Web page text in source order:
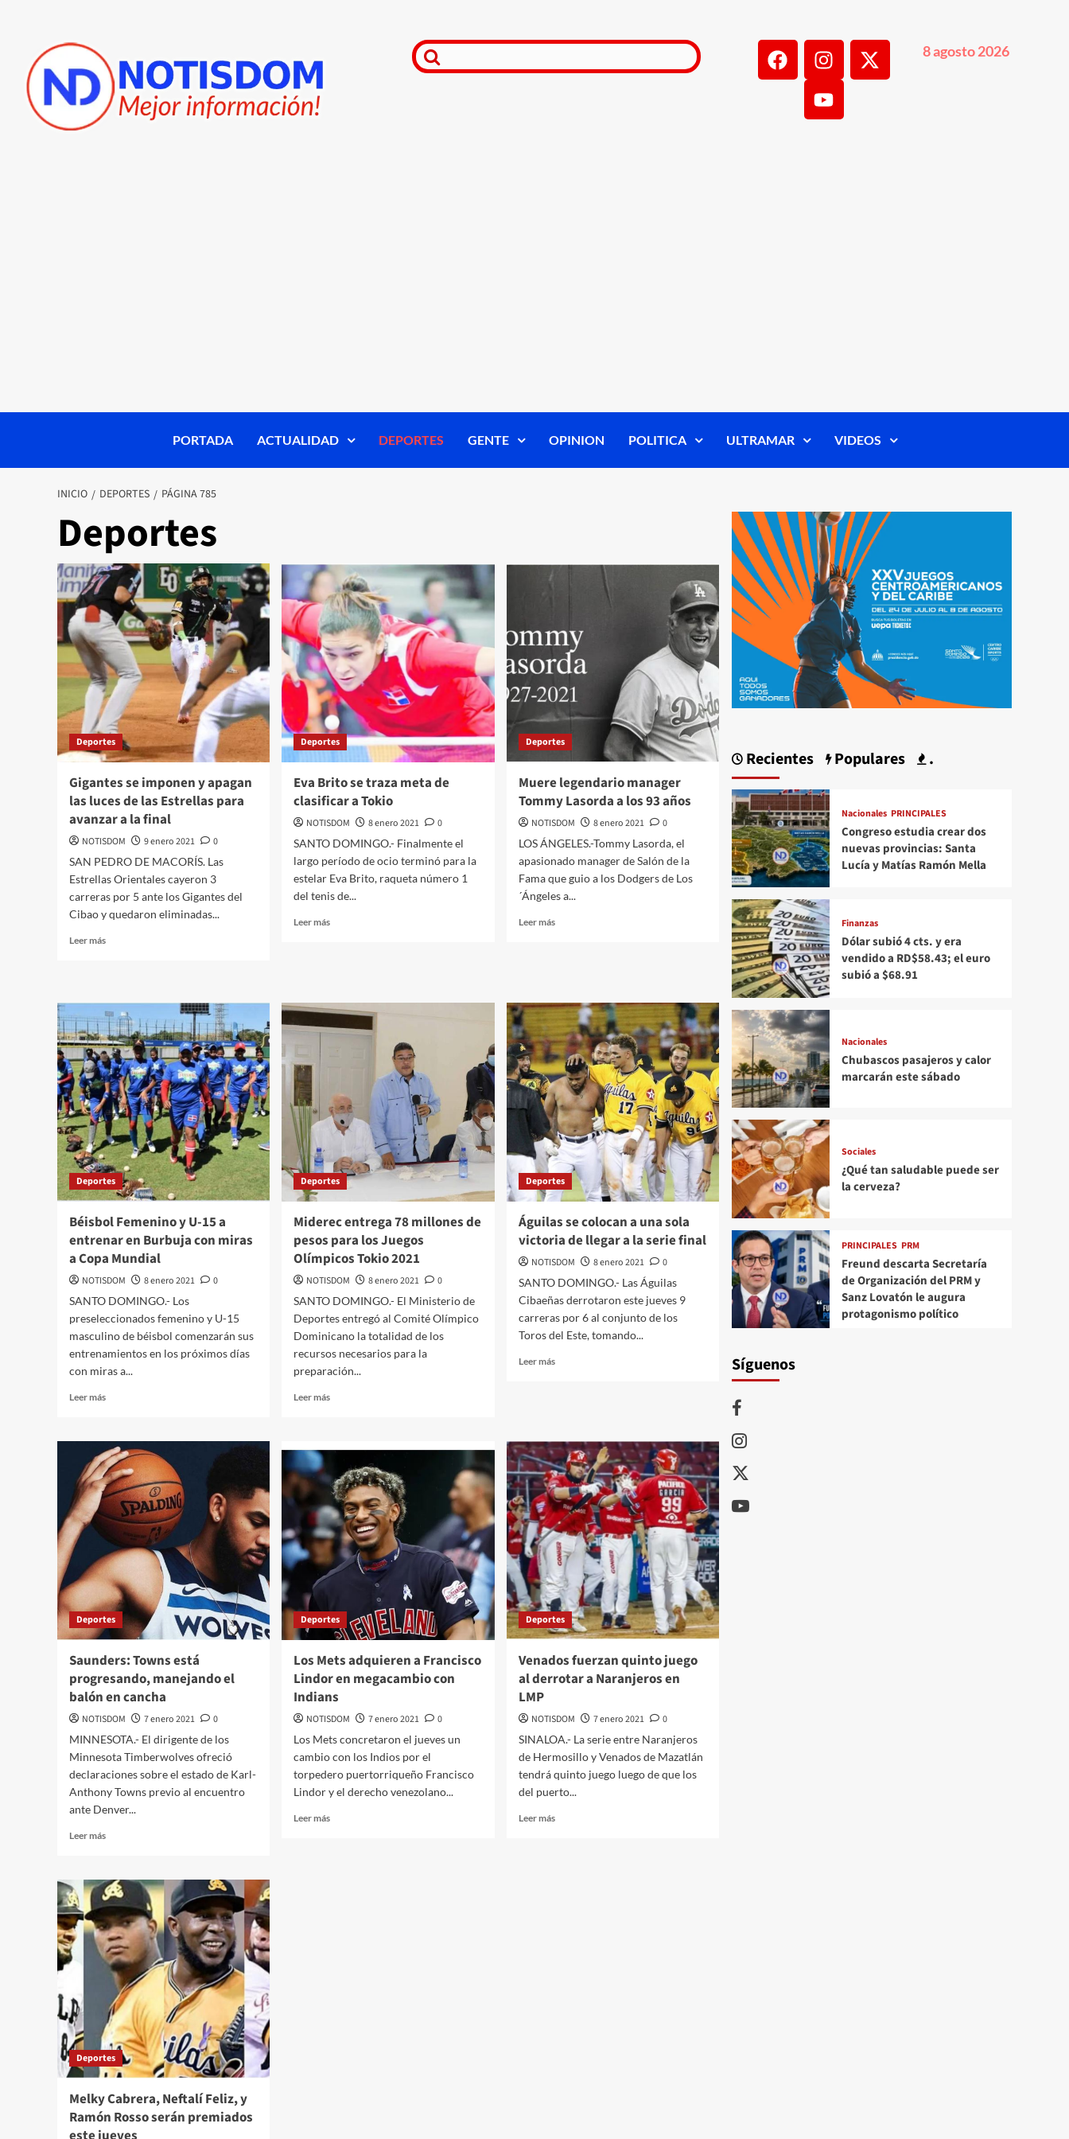
8 agosto 2026
PORTADA ACTUALIDAD DEPORTES GENTE OPINION POLITICA ULTRAMAR VIDEOS
INICIO DEPORTES PÁGINA 785
Deportes
Deportes
Gigantes se imponen y apagan
las luces de las Estrellas para
avanzar a la final
NOTISDOM 9 enero 2021
0
SAN PEDRO DE MACORÍS. Las
Estrellas Orientales cayeron 3
carreras por 5 ante los Gigantes del
Cibao y quedaron eliminadas...
Leer más
Deportes
Eva Brito se traza meta de
clasificar a Tokio
NOTISDOM 8 enero 2021
0
SANTO DOMINGO.- Finalmente el
largo período de ocio terminó para la
estelar Eva Brito, raqueta número 1
del tenis de...
Leer más
Deportes
Muere legendario manager
Tommy Lasorda a los 93 años
NOTISDOM 8 enero 2021
0
LOS ÁNGELES.-Tommy Lasorda, el
apasionado manager de Salón de la
Fama que guio a los Dodgers de Los
´Ángeles a...
Leer más
Deportes
Béisbol Femenino y U-15 a
entrenar en Burbuja con miras
a Copa Mundial
NOTISDOM 8 enero 2021
0
SANTO DOMINGO.- Los
preseleccionados femenino y U-15
masculino de béisbol comenzarán sus
entrenamientos en los próximos días
con miras a...
Leer más
Deportes
Miderec entrega 78 millones de
pesos para los Juegos
Olímpicos Tokio 2021
NOTISDOM 8 enero 2021
0
SANTO DOMINGO.- El Ministerio de
Deportes entregó al Comité Olímpico
Dominicano la totalidad de los
recursos necesarios para la
preparación...
Leer más
Deportes
Águilas se colocan a una sola
victoria de llegar a la serie final
NOTISDOM 8 enero 2021
0
SANTO DOMINGO.- Las Águilas
Cibaeñas derrotaron este jueves 9
carreras por 6 al conjunto de los
Toros del Este, tomando...
Leer más
Deportes
Saunders: Towns está
progresando, manejando el
balón en cancha
NOTISDOM 7 enero 2021
0
MINNESOTA.- El dirigente de los
Minnesota Timberwolves ofreció
declaraciones sobre el estado de Karl-
Anthony Towns previo al encuentro
ante Denver...
Leer más
Deportes
Los Mets adquieren a Francisco
Lindor en megacambio con
Indians
NOTISDOM 7 enero 2021
0
Los Mets concretaron el jueves un
cambio con los Indios por el
torpedero puertorriqueño Francisco
Lindor y el derecho venezolano...
Leer más
Deportes
Venados fuerzan quinto juego
al derrotar a Naranjeros en
LMP
NOTISDOM 7 enero 2021
0
SINALOA.- La serie entre Naranjeros
de Hermosillo y Venados de Mazatlán
tendrá quinto juego luego de que los
del puerto...
Leer más
Deportes
Melky Cabrera, Neftalí Feliz, y
Ramón Rosso serán premiados
Recientes Populares .
Nacionales PRINCIPALES
Congreso estudia crear dos
nuevas provincias: Santa
Lucía y Matías Ramón Mella
Finanzas
Dólar subió 4 cts. y era
vendido a RD$58.43; el euro
subió a $68.91
Nacionales
Chubascos pasajeros y calor
marcarán este sábado
Sociales
¿Qué tan saludable puede ser
la cerveza?
PRINCIPALES PRM
Freund descarta Secretaría
de Organización del PRM y
Sanz Lovatón le augura
protagonismo político
Síguenos